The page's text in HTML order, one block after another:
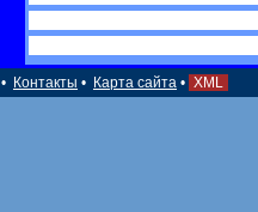
• Контакты • Карта сайта • XML